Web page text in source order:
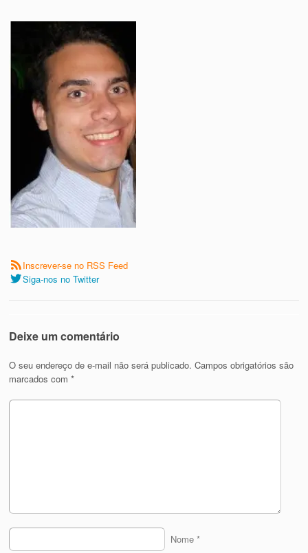
Inscrever-se no RSS Feed
Siga-nos no Twitter
Deixe um comentário
O seu endereço de e-mail não será publicado. Campos obrigatórios são
marcados com*
Nome *